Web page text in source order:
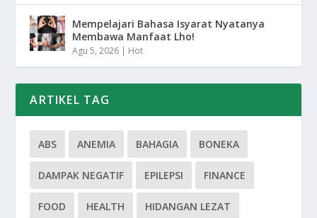
Mempelajari Bahasa Isyarat Nyatanya
Membawa Manfaat Lho!
Agu 5, 2026 | Hot
ARTIKEL TAG
ABS ANEMIA BAHAGIA BONEKA
DAMPAK NEGATIF EPILEPSI FINANCE
FOOD HEALTH HIDANGAN LEZAT